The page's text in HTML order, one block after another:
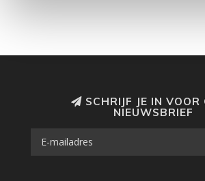
SCHRIJF JE IN VOOR
NIEUWSBRIEF